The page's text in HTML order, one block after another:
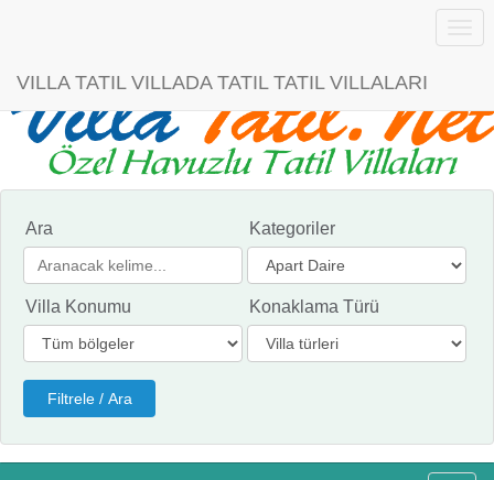
VILLA TATIL VILLADA TATIL TATIL VILLALARI
Ara Kategoriler
Villa Konumu Konaklama Türü